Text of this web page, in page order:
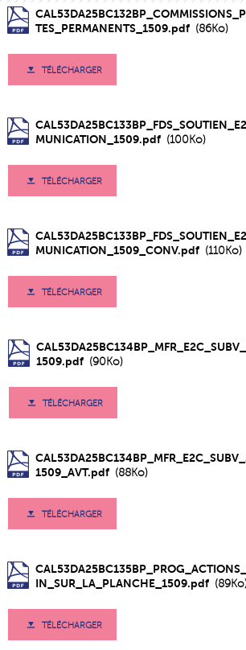
TES_PERMANENTS_1509.pdf (86Ko)
TÉLÉCHARGER
MUNICATION_1509.pdf (100Ko)
TÉLÉCHARGER
MUNICATION_1509_CONV.pdf (110Ko)
TÉLÉCHARGER
1509.pdf (90Ko)
TÉLÉCHARGER
1509_AVT.pdf (88Ko)
TÉLÉCHARGER
IN_SUR_LA_PLANCHE_1509.pdf
TÉLÉCHARGER